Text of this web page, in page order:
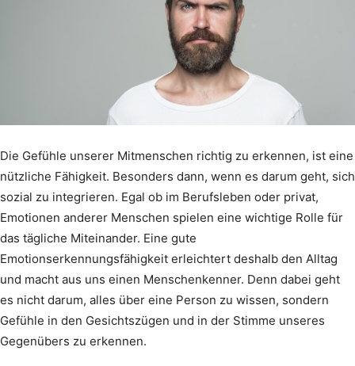
Die Gefühle unserer Mitmenschen richtig zu erkennen, ist eine
nützliche Fähigkeit. Besonders dann, wenn es darum geht, sich
sozial zu integrieren. Egal ob im Berufsleben oder privat,
Emotionen anderer Menschen spielen eine wichtige Rolle für
das tägliche Miteinander. Eine gute
Emotionserkennungsfähigkeit erleichtert deshalb den Alltag
und macht aus uns einen Menschenkenner. Denn dabei geht
es nicht darum, alles über eine Person zu wissen, sondern
Gefühle in den Gesichtszügen und in der Stimme unseres
Gegenübers zu erkennen.